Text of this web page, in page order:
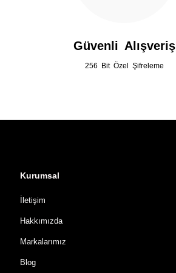
Güvenli Alışveriş
256 Bit Özel Şifreleme
Kurumsal
İletişim
Hakkımızda
Markalarımız
Blog